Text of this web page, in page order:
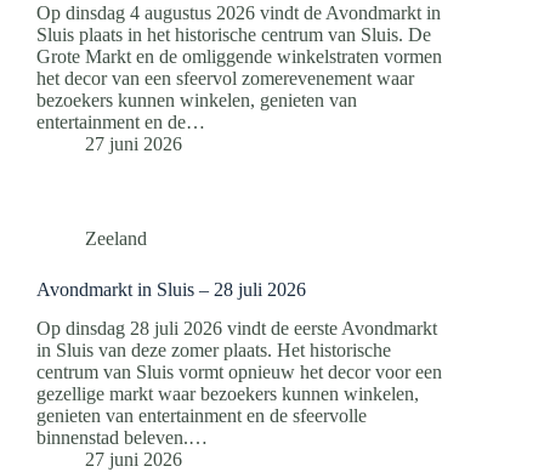
Op dinsdag 4 augustus 2026 vindt de Avondmarkt in
Sluis plaats in het historische centrum van Sluis. De
Grote Markt en de omliggende winkelstraten vormen
het decor van een sfeervol zomerevenement waar
bezoekers kunnen winkelen, genieten van
entertainment en de…
27 juni 2026
Zeeland
Avondmarkt in Sluis – 28 juli 2026
Op dinsdag 28 juli 2026 vindt de eerste Avondmarkt
in Sluis van deze zomer plaats. Het historische
centrum van Sluis vormt opnieuw het decor voor een
gezellige markt waar bezoekers kunnen winkelen,
genieten van entertainment en de sfeervolle
binnenstad beleven.…
27 juni 2026